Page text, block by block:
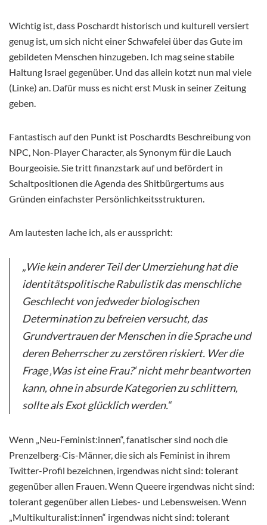
Wichtig ist, dass Poschardt historisch und kulturell versiert
genug ist, um sich nicht einer Schwafelei über das Gute im
gebildeten Menschen hinzugeben. Ich mag seine stabile
Haltung Israel gegenüber. Und das allein kotzt nun mal viele
(Linke) an. Dafür muss es nicht erst Musk in seiner Zeitung
geben.
Fantastisch auf den Punkt ist Poschardts Beschreibung von
NPC, Non-Player Character, als Synonym für die Lauch
Bourgeoisie. Sie tritt finanzstark auf und befördert in
Schaltpositionen die Agenda des Shitbürgertums aus
Gründen einfachster Persönlichkeitsstrukturen.
Am lautesten lache ich, als er ausspricht:
„Wie kein anderer Teil der Umerziehung hat die
identitätspolitische Rabulistik das menschliche
Geschlecht von jedweder biologischen
Determination zu befreien versucht, das
Grundvertrauen der Menschen in die Sprache und
deren Beherrscher zu zerstören riskiert. Wer die
Frage ‚Was ist eine Frau?‘ nicht mehr beantworten
kann, ohne in absurde Kategorien zu schlittern,
sollte als Exot glücklich werden.“
Wenn „Neu-Feminist:innen“, fanatischer sind noch die
Prenzelberg-Cis-Männer, die sich als Feminist in ihrem
Twitter-Profil bezeichnen, irgendwas nicht sind: tolerant
gegenüber allen Frauen. Wenn Queere irgendwas nicht sind:
tolerant gegenüber allen Liebes- und Lebensweisen. Wenn
„Multikulturalist:innen“ irgendwas nicht sind: tolerant